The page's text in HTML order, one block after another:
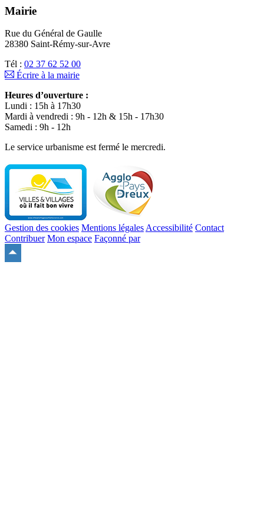
Mairie
Rue du Général de Gaulle
28380 Saint-Rémy-sur-Avre
Tél : 02 37 62 52 00
Écrire à la mairie
Heures d’ouverture :
Lundi : 15h à 17h30
Mardi à vendredi : 9h - 12h & 15h - 17h30
Samedi : 9h - 12h
Le service urbanisme est fermé le mercredi.
Gestion des cookies Mentions légales Accessibilité Contact
Contribuer Mon espace Façonné par